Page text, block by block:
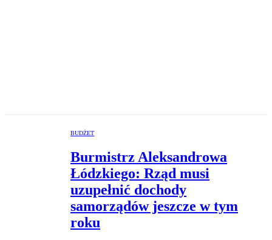
BUDŻET
Burmistrz Aleksandrowa
Łódzkiego: Rząd musi
uzupełnić dochody
samorządów jeszcze w tym
roku